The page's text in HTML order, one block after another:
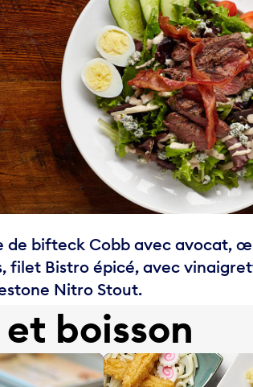
de bifteck Cobb avec avocat,
filet Bistro épicé, avec
Nitro Stout.
boisson